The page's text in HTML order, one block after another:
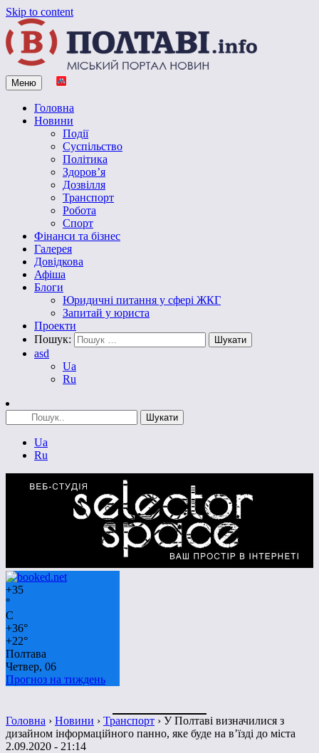
Skip to content
Vpoltave.info
Полтавський портал новин
Меню
Головна
Новини
Події
Суспільство
Політика
Здоров’я
Дозвілля
Транспорт
Робота
Спорт
Фінанси та бізнес
Галерея
Довідкова
Афіша
Блоги
Юридичні питання у сфері ЖКГ
Запитай у юриста
Проекти
Пошук:
asd
Ua
Ru
Ua
Ru
+35
°
C
+36°
+22°
Полтава
Четвер, 06
Прогноз на тиждень
Головна › Новини › Транспорт › У Полтаві визначилися з
дизайном інформаційного панно, яке буде на в’їзді до міста
2.09.2020 - 21:14